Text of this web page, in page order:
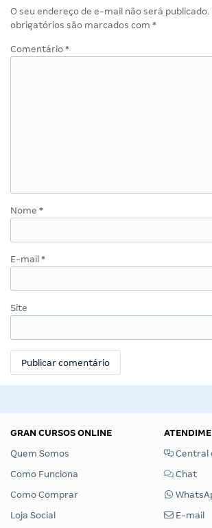
O seu endereço de e-mail não será publicado.
obrigatórios são marcados com *
Comentário *
Nome *
E-mail *
Site
GRAN CURSOS ONLINE
Quem Somos
Como Funciona
Como Comprar
Loja Social
Central
Chat
E-mail